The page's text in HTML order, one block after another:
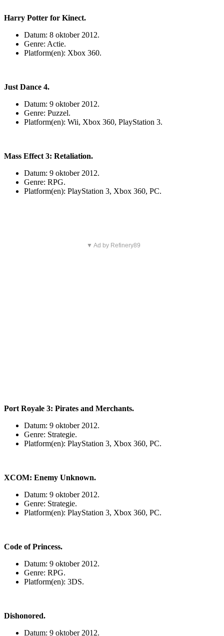
Harry Potter for Kinect.
Datum: 8 oktober 2012.
Genre: Actie.
Platform(en): Xbox 360.
Just Dance 4.
Datum: 9 oktober 2012.
Genre: Puzzel.
Platform(en): Wii, Xbox 360, PlayStation 3.
Mass Effect 3: Retaliation.
Datum: 9 oktober 2012.
Genre: RPG.
Platform(en): PlayStation 3, Xbox 360, PC.
▼ Ad by Refinery89
Port Royale 3: Pirates and Merchants.
Datum: 9 oktober 2012.
Genre: Strategie.
Platform(en): PlayStation 3, Xbox 360, PC.
XCOM: Enemy Unknown.
Datum: 9 oktober 2012.
Genre: Strategie.
Platform(en): PlayStation 3, Xbox 360, PC.
Code of Princess.
Datum: 9 oktober 2012.
Genre: RPG.
Platform(en): 3DS.
Dishonored.
Datum: 9 oktober 2012.